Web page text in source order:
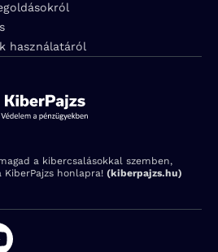
használatáról
a kibercsalásokkal szemben,
KiberPajzs honlapra! (kiberpajzs.hu)